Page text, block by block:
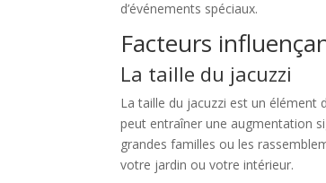
d’événements spéciaux.
Facteurs
La taille du jacuzzi
La taille du jacuzzi est un élément
peut entraîner une augmentation
grandes familles ou les
votre jardin ou votre intérieur.